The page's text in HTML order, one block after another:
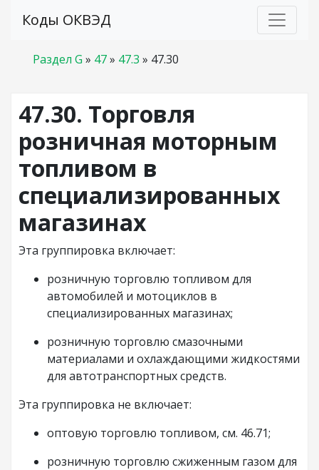
Коды ОКВЭД
Раздел G » 47» 47.3 » 47.30
47.30. Торговля
розничная моторным
топливом в
специализированных
магазинах
Эта группировка включает:
розничную торговлю топливом для
автомобилей и мотоциклов в
специализированных магазинах;
розничную торговлю смазочными
материалами и охлаждающими жидкостями
для автотранспортных средств.
Эта группировка не включает:
оптовую торговлю топливом, см. 46.71;
розничную торговлю сжиженным газом для